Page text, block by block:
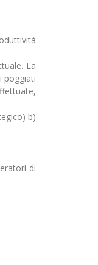
La
poggiati
b)
di